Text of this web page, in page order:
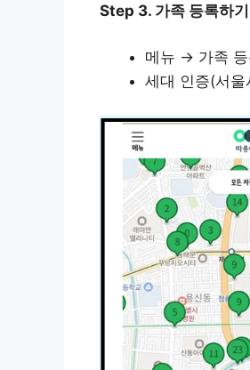
Step 3. 가족 등록하기
메뉴 → 가족
세대 인증(서